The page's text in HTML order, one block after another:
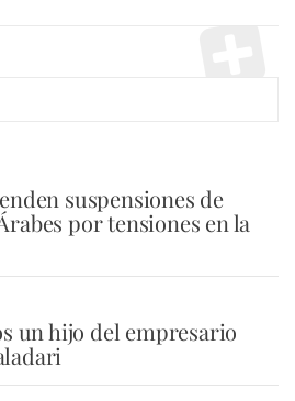
suspensiones de
por tensiones en la
un hijo del empresario